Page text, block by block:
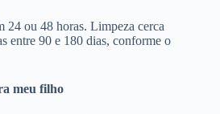
24 ou 48 horas. Limpeza cerca
entre 90 e 180 dias, conforme o
meu filho